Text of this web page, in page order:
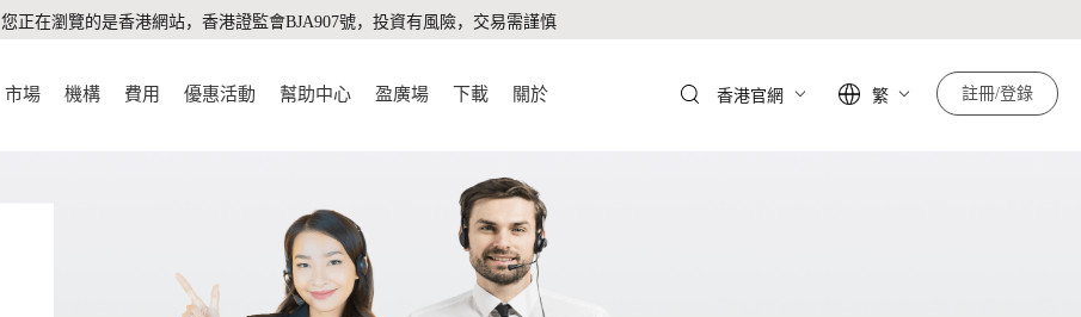
您正在瀏覽的是香港網站，香港證監會BJA907號，投資有風險，交易需謹慎
市場 機構 費用 優惠活動 幫助中心 盈廣場 下載 關於 香港官網 繁 註冊/登錄